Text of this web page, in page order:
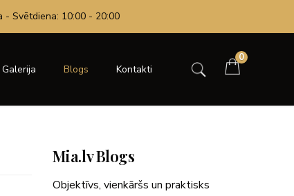
- Svētdiena: 10:00 - 20:00
Galerija Blogs Kontakti
0
Mia.lv Blogs
Objektīvs, vienkāršs un praktisks